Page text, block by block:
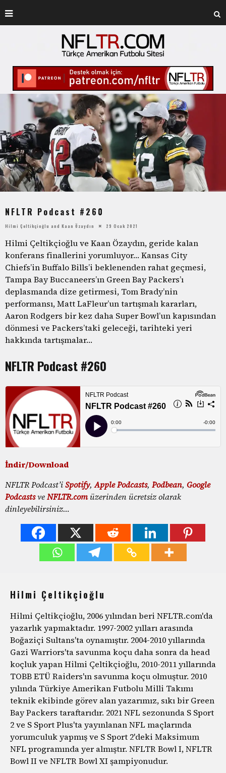
NFLTR Podcast #260
Hilmi Çeltikçioğlu and Kaan Özaydın 29 Ocak 2021
Hilmi Çeltikçioğlu ve Kaan Özaydın, geride kalan
konferans finallerini yorumluyor… Kansas City
Chiefs’in Buffalo Bills’i beklenenden rahat geçmesi,
Tampa Bay Buccaneers’ın Green Bay Packers’ı
deplasmanda dize getirmesi, Tom Brady’nin
performansı, Matt LaFleur’un tartışmalı kararları,
Aaron Rodgers bir kez daha Super Bowl’un kapısından
dönmesi ve Packers’taki geleceği, tarihteki yeri
hakkında tartışmalar…
NFLTR Podcast #260
İndir/Download
NFLTR Podcast’iSpotify,Apple Podcasts, Podbean, Google
PodcastsveNFLTR.comüzerinden ücretsiz olarak
dinleyebilirsiniz…
Hilmi Çeltikçioğlu
Hilmi Çeltikçioğlu, 2006 yılından beri NFLTR.com'da
yazarlık yapmaktadır. 1997-2002 yılları arasında
Boğaziçi Sultans'ta oynamıştır. 2004-2010 yıllarında
Gazi Warriors'ta savunma koçu daha sonra da head
koçluk yapan Hilmi Çeltikçioğlu, 2010-2011 yıllarında
TOBB ETÜ Raiders'ın savunma koçu olmuştur. 2010
yılında Türkiye Amerikan Futbolu Milli Takımı
teknik ekibinde görev alan yazarımız, sıkı bir Green
Bay Packers taraftarıdır. 2021 NFL sezonunda S Sport
2 ve S Sport Plus'ta yayınlanan NFL maçlarında
yorumculuk yapmış ve S Sport 2'deki Maksimum
NFL programında yer almıştır. NFLTR Bowl I, NFLTR
Bowl II ve NFLTR Bowl XI şampiyonudur.